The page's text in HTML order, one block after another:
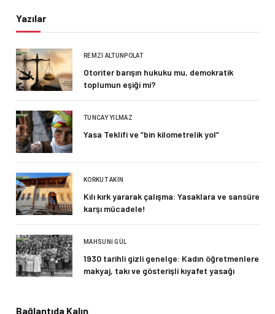
Yazılar
REMZI ALTUNPOLAT
Otoriter barışın hukuku mu, demokratik
toplumun eşiği mi?
TUNCAY YILMAZ
Yasa Teklifi ve “bin kilometrelik yol”
KORKUT AKIN
Kılı kırk yararak çalışma: Yasaklara ve sansüre
karşı mücadele!
MAHSUNI GÜL
1930 tarihli gizli genelge: Kadın öğretmenlere
makyaj, takı ve gösterişli kıyafet yasağı
Bağlantıda Kalın